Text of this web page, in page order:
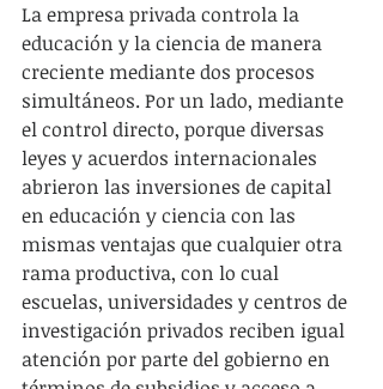
La empresa privada controla la
educación y la ciencia de manera
creciente mediante dos procesos
simultáneos. Por un lado, mediante
el control directo, porque diversas
leyes y acuerdos internacionales
abrieron las inversiones de capital
en educación y ciencia con las
mismas ventajas que cualquier otra
rama productiva, con lo cual
escuelas, universidades y centros de
investigación privados reciben igual
atención por parte del gobierno en